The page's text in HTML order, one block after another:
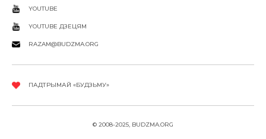
YOUTUBE
YOUTUBE ДЗЕЦЯМ
RAZAM@BUDZMA.ORG
ПАДТРЫМАЙ «БУДЗЬМУ»
© 2008-2025, BUDZMA.ORG